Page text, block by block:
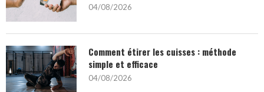
04/08/2026
Comment étirer les cuisses : méthode
simple et efficace
04/08/2026